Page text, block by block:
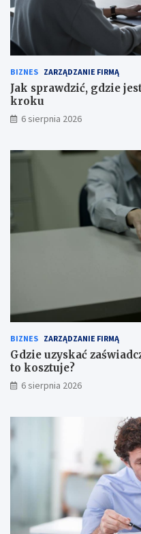
BIZNES ZARZĄDZANIE FIRMĄ
Jak sprawdzić, gdzie
kroku
6 sierpnia 2026
BIZNES ZARZĄDZANIE FIRMĄ
Gdzie uzyskać
to kosztuje?
6 sierpnia 2026